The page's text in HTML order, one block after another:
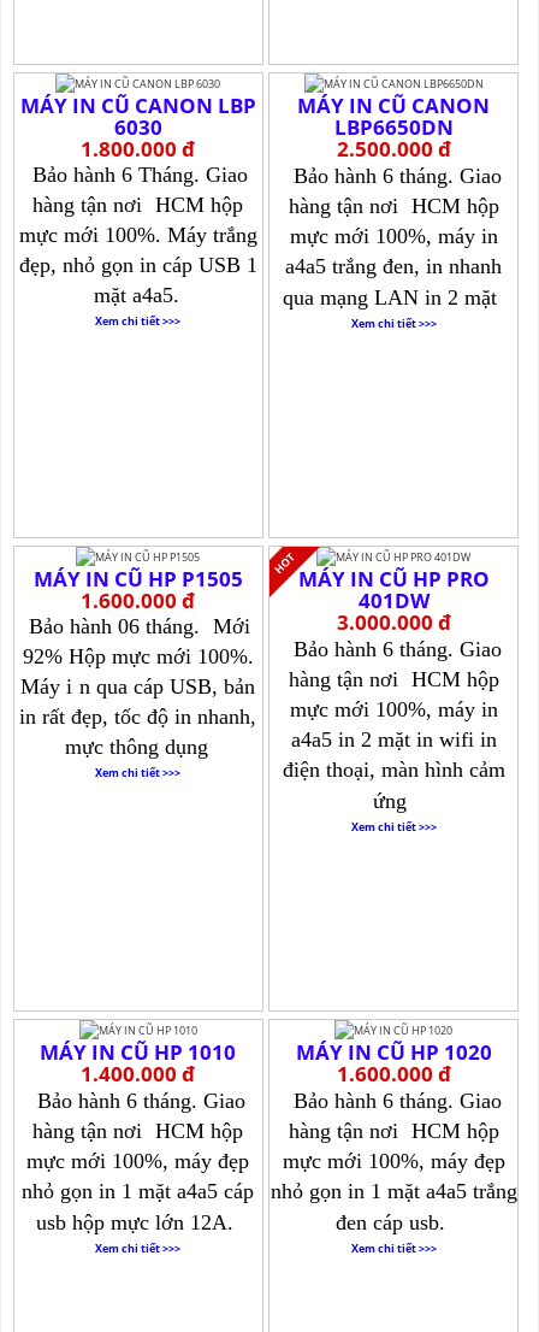
MÁY IN CŨ CANON LBP
6030
1.800.000 đ
Bảo hành 6 Tháng. Giao
hàng tận nơi
HCM hộp
mực mới 100%. Máy trắng
đẹp, nhỏ gọn in cáp USB 1
mặt a4a5.
Xem chi tiết >>>
MÁY IN CŨ CANON
LBP6650DN
2.500.000 đ
Bảo hành 6 tháng. Giao
hàng tận nơi HCM hộp
mực mới 100%, máy in
a4a5 trắng đen, in nhanh
qua mạng LAN in 2 mặt
Xem chi tiết >>>
MÁY IN CŨ HP P1505
1.600.000 đ
Bảo hành 06 tháng.
Mới
92% Hộp mực mới 100%.
Máy i n qua cáp USB, bản
in rất đẹp, tốc độ in nhanh,
mực thông dụng
Xem chi tiết >>>
MÁY IN CŨ HP PRO
401DW
3.000.000 đ
Bảo hành 6 tháng. Giao
hàng tận nơi HCM hộp
mực mới 100%, máy in
a4a5 in 2 mặt in wifi in
điện thoại, màn hình cảm
ứng
Xem chi tiết >>>
MÁY IN CŨ HP 1010
1.400.000 đ
Bảo hành 6 tháng. Giao
hàng tận nơi
HCM hộp
mực mới 100%, máy đẹp
nhỏ gọn in 1 mặt a4a5 cáp
usb hộp mực lớn 12A.
Xem chi tiết >>>
MÁY IN CŨ HP 1020
1.600.000 đ
Bảo hành 6 tháng. Giao
hàng tận nơi HCM hộp
mực mới 100%, máy đẹp
nhỏ gọn in 1 mặt a4a5 trắng
đen cáp usb.
Xem chi tiết >>>